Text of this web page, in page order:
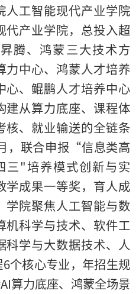
人工智能现代产业学院
代产业学院，总投入超
腾、鸿蒙三大技术方
力中心、鸿蒙人才培养
心、鲲鹏人才培养中心
建从算力底座、课程体
核、就业输送的全链条
，联合申报“信息类高
三"培养模式创新与实
成果一等奖，育人成
学院聚焦人工智能与数
机科学与技术、软件工
学与大数据技术、人
个核心专业，年招生规
算力底座、鸿蒙全场景